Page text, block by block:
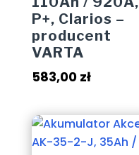
P+, Clarios –
producent
VARTA
583,00 zł